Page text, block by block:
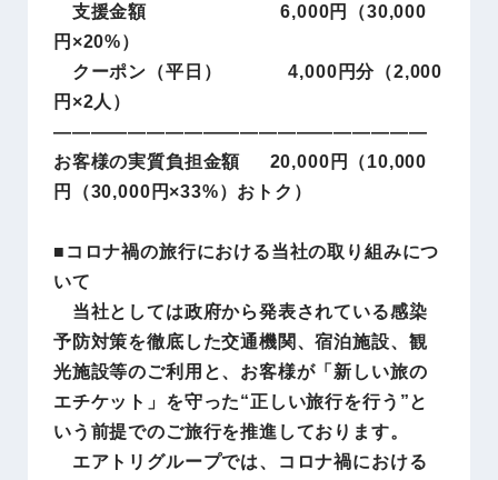
支援金額 6,000円（30,000
円×20%）
クーポン（平日） 4,000円分（2,000
円×2人）
――――――――――――――――――――
お客様の実質負担金額 20,000円（10,000
円（30,000円×33%）おトク）
■コロナ禍の旅行における当社の取り組みにつ
いて
当社としては政府から発表されている感染
予防対策を徹底した交通機関、宿泊施設、観
光施設等のご利用と、お客様が「新しい旅の
エチケット」を守った“正しい旅行を行う”と
いう前提でのご旅行を推進しております。
エアトリグループでは、コロナ禍における